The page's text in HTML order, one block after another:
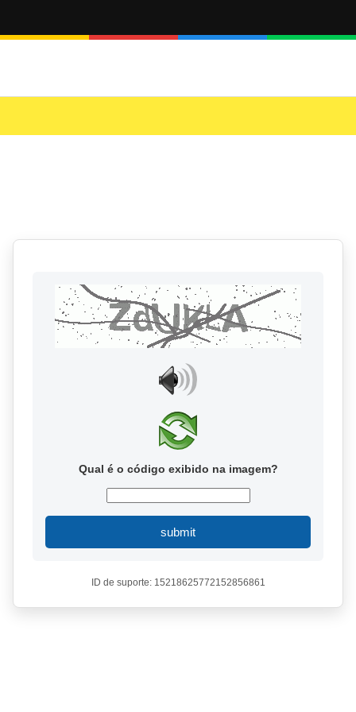
Qual é o código exibido na imagem?
submit
ID de suporte: 15218625772152856861